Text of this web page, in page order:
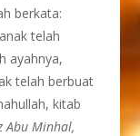
berkata:
telah
ayahnya,
telah berbuat
kitab
Abu Minhal,